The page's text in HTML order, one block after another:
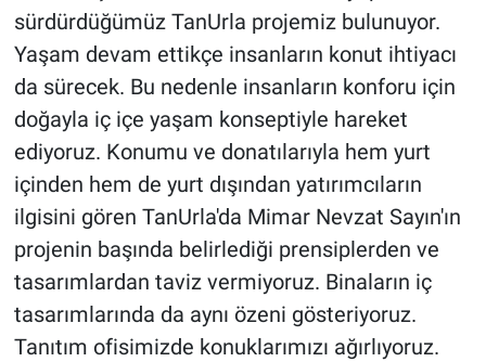
sürdürdüğümüz TanUrla projemiz bulunuyor.
Yaşam devam ettikçe insanların konut ihtiyacı
da sürecek. Bu nedenle insanların konforu için
doğayla iç içe yaşam konseptiyle hareket
ediyoruz. Konumu ve donatılarıyla hem yurt
içinden hem de yurt dışından yatırımcıların
ilgisini gören TanUrla'da Mimar Nevzat Sayın'ın
projenin başında belirlediği prensiplerden ve
tasarımlardan taviz vermiyoruz. Binaların iç
tasarımlarında da aynı özeni gösteriyoruz.
Tanıtım ofisimizde konuklarımızı ağırlıyoruz.